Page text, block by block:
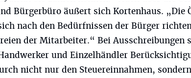
Bürgerbüro äußert sich Kortenhaus. „Die
nach den Bedürfnissen der Bürger
der Mitarbeiter.“ Bei Ausschreibungen
und Einzelhändler
nicht nur den Steuereinnahmen,